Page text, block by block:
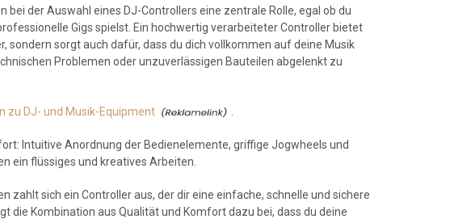
bei der Auswahl eines DJ-Controllers eine zentrale Rolle, egal ob du
Gigs spielst. Ein hochwertig verarbeiteter Controller bietet
sondern sorgt auch dafür, dass du dich vollkommen auf deine Musik
Problemen oder unzuverlässigen Bauteilen abgelenkt zu
zu DJ- und Musik-Equipment
Intuitive Anordnung der Bedienelemente, griffige Jogwheels und
ein flüssiges und kreatives Arbeiten.
zahlt sich ein Controller aus, der dir eine einfache, schnelle und sichere
die Kombination aus Qualität und Komfort dazu bei, dass du deine